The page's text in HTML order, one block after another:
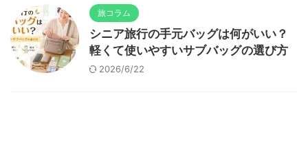
旅コラム
シニア旅行の手元バッグは何がいい？
軽くて使いやすいサブバッグの選び方
2026/6/22